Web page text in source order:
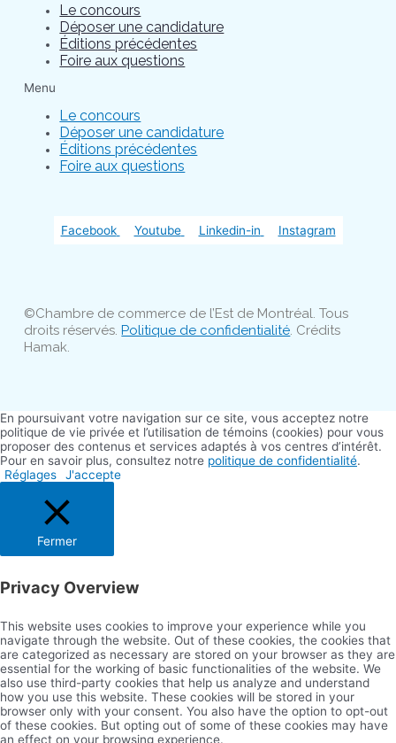
Le concours
Déposer une candidature
Éditions précédentes
Foire aux questions
Menu
Le concours
Déposer une candidature
Éditions précédentes
Foire aux questions
Facebook Youtube Linkedin-in Instagram
©Chambre de commerce de l’Est de Montréal. Tous
droits réservés.Politique de confidentialité. Crédits
Hamak.
En poursuivant votre navigation sur ce site, vous acceptez notre
politique de vie privée et l’utilisation de témoins (cookies) pour vous
proposer des contenus et services adaptés à vos centres d’intérêt.
Pour en savoir plus, consultez notre politique de confidentialité.
Réglages
J'accepte
Fermer
Privacy Overview
This website uses cookies to improve your experience while you
navigate through the website. Out of these cookies, the cookies that
are categorized as necessary are stored on your browser as they are
essential for the working of basic functionalities of the website. We
also use third-party cookies that help us analyze and understand
how you use this website. These cookies will be stored in your
browser only with your consent. You also have the option to opt-out
of these cookies. But opting out of some of these cookies may have
an effect on your browsing experience.